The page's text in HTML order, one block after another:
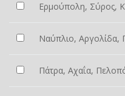
Ερμούπολη, Σύρος,
Ναύπλιο, Αργολίδα,
Πάτρα, Αχαΐα,